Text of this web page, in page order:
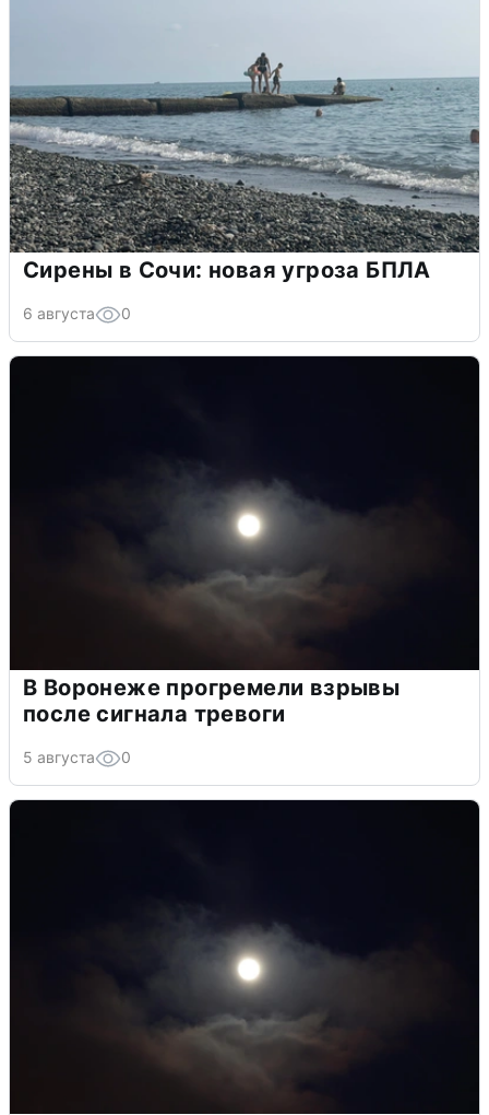
Сирены в Сочи: новая угроза БПЛА
6 августа 0
В Воронеже прогремели взрывы
после сигнала тревоги
5 августа 0